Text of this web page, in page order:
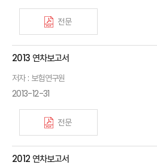
전문
2013 연차보고서
저자 : 보험연구원
2013-12-31
전문
2012 연차보고서